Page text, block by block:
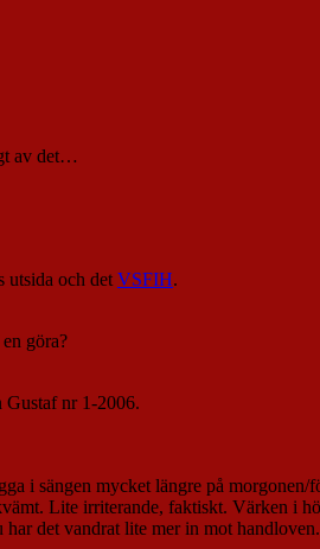
av det…
utsida och det VSFIH.
göra?
Gustaf nr 1-2006.
i sängen mycket längre på morgonen/
Lite irriterande, faktiskt. Värken i
det vandrat lite mer in mot